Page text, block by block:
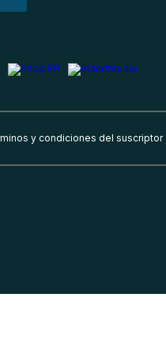
y condiciones del suscriptor